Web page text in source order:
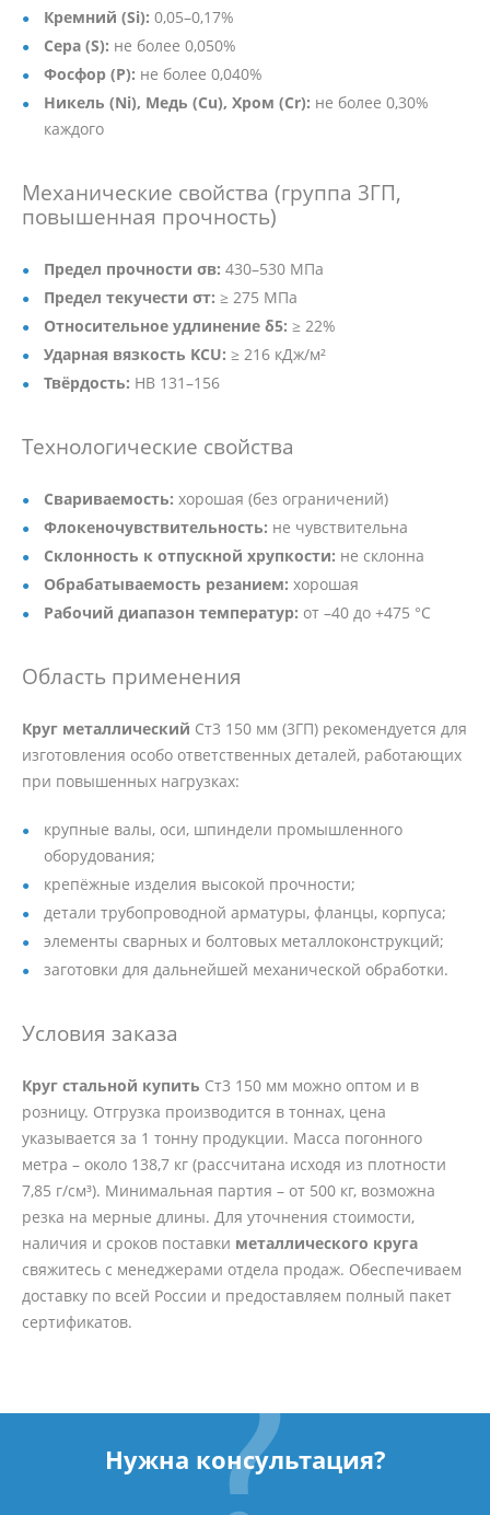
Кремний (Si): 0,05–0,17%
Сера (S): не более 0,050%
Фосфор (P): не более 0,040%
Никель (Ni), Медь (Cu), Хром (Cr): не более 0,30%
каждого
Механические свойства (группа 3ГП,
повышенная прочность)
Предел прочности σв: 430–530 МПа
Предел текучести σт: ≥ 275 МПа
Относительное удлинение δ5: ≥ 22%
Ударная вязкость KCU: ≥ 216 кДж/м²
Твёрдость: HB 131–156
Технологические свойства
Свариваемость: хорошая (без ограничений)
Флокеночувствительность: не чувствительна
Склонность к отпускной хрупкости: не склонна
Обрабатываемость резанием: хорошая
Рабочий диапазон температур: от –40 до +475 °C
Область применения
Круг металлический Ст3 150 мм (3ГП) рекомендуется для
изготовления особо ответственных деталей, работающих
при повышенных нагрузках:
крупные валы, оси, шпиндели промышленного
оборудования;
крепёжные изделия высокой прочности;
детали трубопроводной арматуры, фланцы, корпуса;
элементы сварных и болтовых металлоконструкций;
заготовки для дальнейшей механической обработки.
Условия заказа
Круг стальной купить Ст3 150 мм можно оптом и в
розницу. Отгрузка производится в тоннах, цена
указывается за 1 тонну продукции. Масса погонного
метра – около 138,7 кг (рассчитана исходя из плотности
7,85 г/см³). Минимальная партия – от 500 кг, возможна
резка на мерные длины. Для уточнения стоимости,
наличия и сроков поставки металлического круга
свяжитесь с менеджерами отдела продаж. Обеспечиваем
доставку по всей России и предоставляем полный пакет
сертификатов.
Нужна консультация?